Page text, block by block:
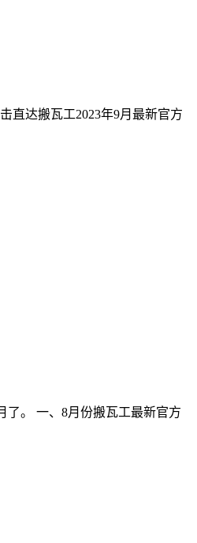
直达搬瓦工2023年9月最新官方
了。 一、8月份搬瓦工最新官方